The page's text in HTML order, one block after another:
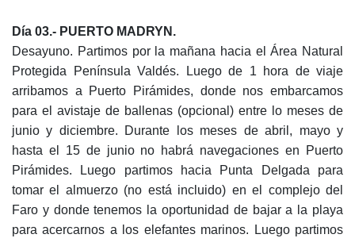
Día 03.- PUERTO MADRYN.
Desayuno. Partimos por la mañana hacia el Área Natural
Protegida Península Valdés. Luego de 1 hora de viaje
arribamos a Puerto Pirámides, donde nos embarcamos
para el avistaje de ballenas (opcional) entre lo meses de
junio y diciembre. Durante los meses de abril, mayo y
hasta el 15 de junio no habrá navegaciones en Puerto
Pirámides. Luego partimos hacia Punta Delgada para
tomar el almuerzo (no está incluido) en el complejo del
Faro y donde tenemos la oportunidad de bajar a la playa
para acercarnos a los elefantes marinos. Luego partimos